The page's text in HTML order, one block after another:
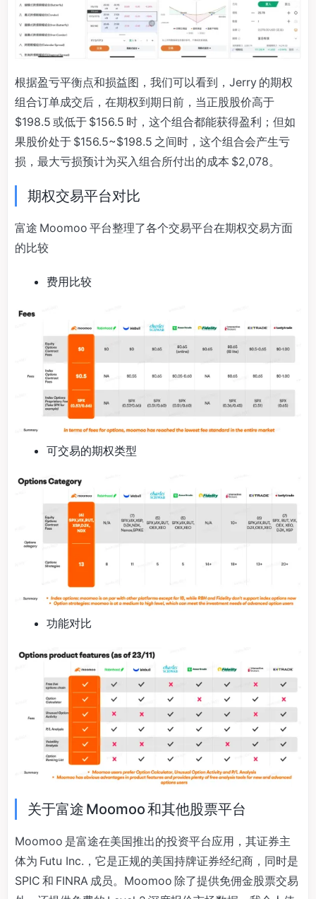
根据盈亏平衡点和损益图，我们可以看到，Jerry 的期权
组合订单成交后，在期权到期日前，当正股股价高于
$198.5 或低于 $156.5 时，这个组合都能获得盈利；但如
果股价处于 $156.5~$198.5 之间时，这个组合会产生亏
损，最大亏损预计为买入组合所付出的成本 $2,078。
期权交易平台对比
富途 Moomoo 平台整理了各个交易平台在期权交易方面
的比较
费用比较
可交易的期权类型
功能对比
关于富途 Moomoo 和其他股票平台
Moomoo 是富途在美国推出的投资平台应用，其证券主
体为 Futu Inc.，它是正规的美国持牌证券经纪商，同时是
SPIC 和 FINRA 成员。Moomoo 除了提供免佣金股票交易